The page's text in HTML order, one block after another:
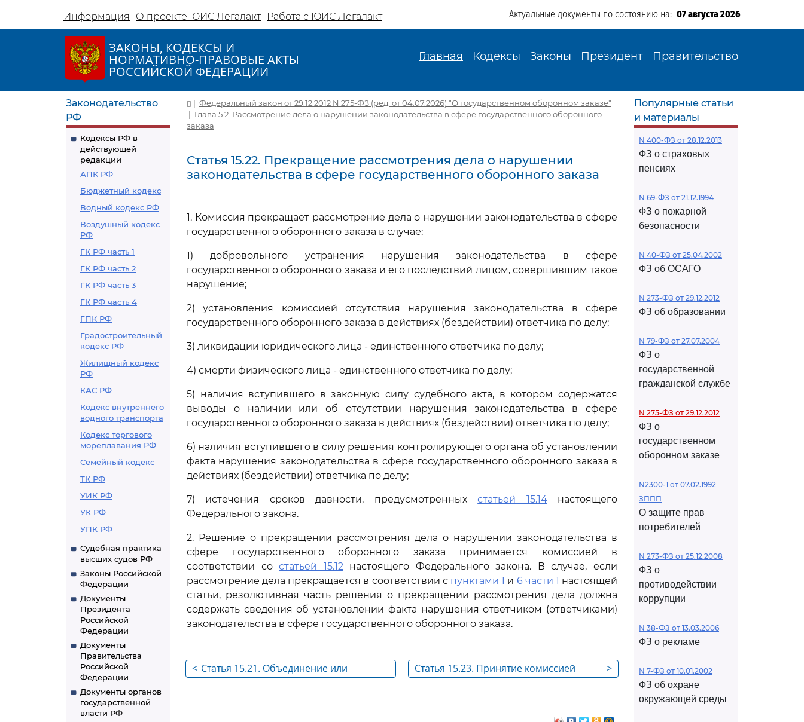
Информация О проекте ЮИС Легалакт Работа с ЮИС Легалакт Актуальные документы по состоянию на: 07 августа 2026
ЗАКОНЫ, КОДЕКСЫ И
НОРМАТИВНО-ПРАВОВЫЕ АКТЫ
РОССИЙСКОЙ ФЕДЕРАЦИИ
Главная Кодексы Законы Президент Правительство
Законодательство
РФ
Кодексы РФ в
действующей
редакции
АПК РФ
Бюджетный кодекс
Водный кодекс РФ
Воздушный кодекс
РФ
ГК РФ часть 1
ГК РФ часть 2
ГК РФ часть 3
ГК РФ часть 4
ГПК РФ
Градостроительный
кодекс РФ
Жилищный кодекс
РФ
КАС РФ
Кодекс внутреннего
водного транспорта
Кодекс торгового
мореплавания РФ
Семейный кодекс
ТК РФ
УИК РФ
УК РФ
УПК РФ
Судебная практика
высших судов РФ
Законы Российской
Федерации
Документы
Президента
Российской
Федерации
Документы
Правительства
Российской
Федерации
Документы органов
государственной
власти РФ
| Федеральный закон от 29.12.2012 N 275-ФЗ (ред. от 04.07.2026) "О государственном оборонном заказе"
| Глава 5.2. Рассмотрение дела о нарушении законодательства в сфере государственного оборонного
заказа
Статья 15.22. Прекращение рассмотрения дела о нарушении
законодательства в сфере государственного оборонного заказа
1. Комиссия прекращает рассмотрение дела о нарушении законодательства в сфере
государственного оборонного заказа в случае:
1) добровольного устранения нарушения законодательства в сфере
государственного оборонного заказа и его последствий лицом, совершившим такое
нарушение;
2) установления комиссией отсутствия нарушения законодательства в сфере
государственного оборонного заказа в действиях (бездействии) ответчика по делу;
3) ликвидации юридического лица - единственного ответчика по делу;
4) смерти физического лица - единственного ответчика по делу;
5) наличия вступившего в законную силу судебного акта, в котором содержатся
выводы о наличии или об отсутствии нарушения законодательства в сфере
государственного оборонного заказа в действиях (бездействии) ответчика по делу;
6) наличия вступившего в силу решения контролирующего органа об установлении
факта нарушения законодательства в сфере государственного оборонного заказа в
действиях (бездействии) ответчика по делу;
7) истечения сроков давности, предусмотренныхстатьей 15.14настоящего
Федерального закона.
2. Решение о прекращении рассмотрения дела о нарушении законодательства в
сфере государственного оборонного заказа принимается комиссией в
соответствии состатьей 15.12настоящего Федерального закона. В случае, если
рассмотрение дела прекращается в соответствии с пунктами 1 и 6 части 1 настоящей
статьи, резолютивная часть решения о прекращении рассмотрения дела должна
содержать сведения об установлении факта нарушения ответчиком (ответчиками)
законодательства в сфере государственного оборонного заказа.
< Статья 15.21. Объединение или
>
Статья 15.23. Принятие комиссией
государственного оборонного заказа
Популярные статьи
и материалы
N 400-ФЗ от 28.12.2013
ФЗ о страховых
пенсиях
N 69-ФЗ от 21.12.1994
ФЗ о пожарной
безопасности
N 40-ФЗ от 25.04.2002
ФЗ об ОСАГО
N 273-ФЗ от 29.12.2012
ФЗ об образовании
N 79-ФЗ от 27.07.2004
ФЗ о
государственной
гражданской службе
N 275-ФЗ от 29.12.2012
ФЗ о
государственном
оборонном заказе
N2300-1 от 07.02.1992
ЗППП
О защите прав
потребителей
N 273-ФЗ от 25.12.2008
ФЗ о
противодействии
коррупции
N 38-ФЗ от 13.03.2006
ФЗ о рекламе
N 7-ФЗ от 10.01.2002
ФЗ об охране
окружающей среды